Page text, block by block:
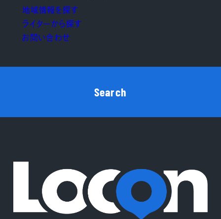
地域情報を探す
ライターから探す
お問い合わせ
Search